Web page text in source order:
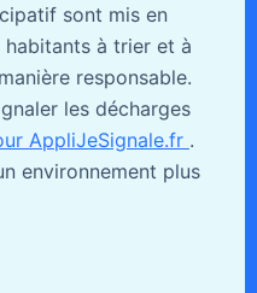
sont mis en
à trier et à
responsable.
les décharges
AppliJeSignale.fr .
environnement plus